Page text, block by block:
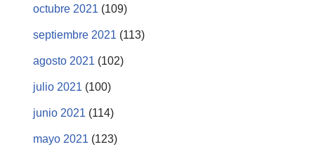
octubre 2021 (109)
septiembre 2021 (113)
agosto 2021 (102)
julio 2021 (100)
junio 2021 (114)
mayo 2021 (123)